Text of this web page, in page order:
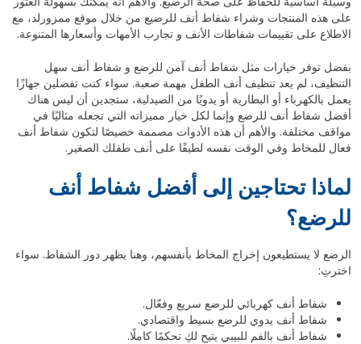
على هذه المنتجات وشراء شفاط أنف للرضيع من خلال موقع ممزورلد، مع
الاطلاع على تقييمات شفاطات الأنف و تجارب الأمهات وأسعارها المتنوعة.
بفضل توفر خيارات مثل شفاط أنف آمن للرضع و شفاط أنف سهل
التنظيف، لم يعد تنظيف أنف الطفل مهمة صعبة. سواء كنت تفضلين جهازًا
يعمل بالكهرباء أو البطارية أو يدويًا من الصيدلية، ستجدين أن ليس هناك
أفضل شفاط أنف للرضع وإنما لكل خيار مميزاته التي تجعله مثاليًا في
مواقف مختلفة. والأهم أن هذه الأدوات مصممة خصيصًا لتكون شفاط أنف
فعال للمخاط وفي الوقت نفسه لطيفًا على أنف طفلك الصغير.
لماذا تحتاجين إلى أفضل شفاط أنف
للرضع؟
الرضع لا يستطيعون إخراج المخاط بأنفسهم، وهنا يظهر دور الشفاط. سواء
اخترتِ:
شفاط أنف كهربائي للرضع سريع وفعّال.
شفاط أنف يدوي للرضع بسيط واقتصادي.
شفاط أنف بالفم للبيبي يتيح لكِ تحكمًا كاملًا.